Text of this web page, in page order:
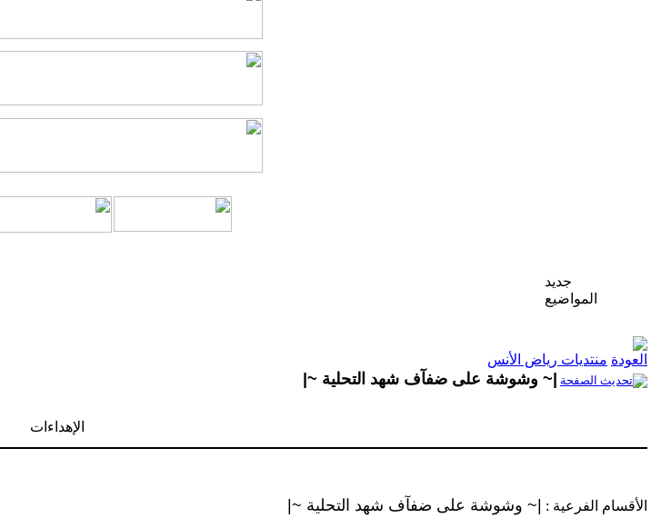
جديد
المواضيع
منتديات رياض الأنس
|~ وشوشة على ضفآف شهد التحلية ~|
الإهداءات
الأقسام الفرعية : |~ وشوشة على ضفآف شهد التحلية ~|